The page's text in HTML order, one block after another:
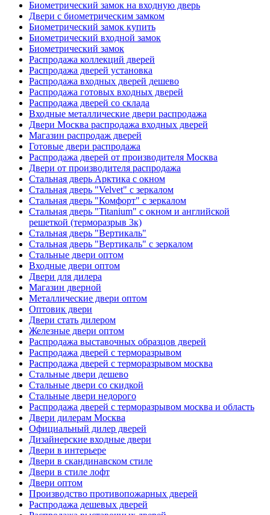
Биометрический замок на входную дверь
Двери с биометрическим замком
Биометрический замок купить
Биометрический входной замок
Биометрический замок
Распродажа коллекций дверей
Распродажа дверей установка
Распродажа входных дверей дешево
Распродажа готовых входных дверей
Распродажа дверей со склада
Входные металлические двери распродажа
Двери Москва распродажа входных дверей
Магазин распродаж дверей
Готовые двери распродажа
Распродажа дверей от производителя Москва
Двери от производителя распродажа
Стальная дверь Арктика с окном
Стальная дверь "Velvet" с зеркалом
Стальная дверь "Комфорт" с зеркалом
Стальная дверь "Titanium" с окном и английской
решеткой (терморазрыв 3к)
Стальная дверь "Вертикаль"
Стальная дверь "Вертикаль" с зеркалом
Стальные двери оптом
Входные двери оптом
Двери для дилера
Магазин дверной
Металлические двери оптом
Оптовик двери
Двери стать дилером
Железные двери оптом
Распродажа выставочных образцов дверей
Распродажа дверей с терморазрывом
Распродажа дверей с терморазрывом москва
Стальные двери дешево
Стальные двери со скидкой
Стальные двери недорого
Распродажа дверей с терморазрывом москва и область
Двери дилерам Москва
Официальный дилер дверей
Дизайнерские входные двери
Двери в интерьере
Двери в скандинавском стиле
Двери в стиле лофт
Двери оптом
Производство противопожарных дверей
Распродажа дешевых дверей